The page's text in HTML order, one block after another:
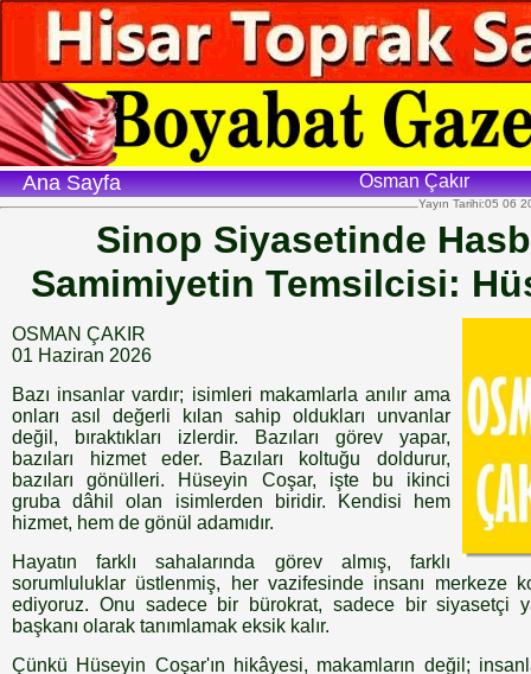
Osman Çakır
Ana Sayfa
Yayın Tarihi:05 06
Sinop Siyasetinde
Samimiyetin Temsilcisi:
OSMAN ÇAKIR
01 Haziran 2026
Bazı insanlar vardır; isimleri makamlarla anılır ama
onları asıl değerli kılan sahip oldukları unvanlar
değil, bıraktıkları izlerdir. Bazıları görev yapar,
bazıları hizmet eder. Bazıları koltuğu doldurur,
bazıları gönülleri. Hüseyin Coşar, işte bu ikinci
gruba dâhil olan isimlerden biridir. Kendisi hem
hizmet, hem de gönül adamıdır.
Hayatın farklı sahalarında görev almış, farklı
sorumluluklar üstlenmiş, her vazifesinde insanı merkeze
ediyoruz. Onu sadece bir bürokrat, sadece bir siyasetçi
başkanı olarak tanımlamak eksik kalır.
Çünkü Hüseyin Coşar'ın hikâyesi, makamların değil;